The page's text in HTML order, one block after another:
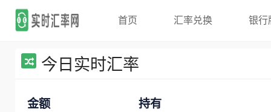
首页 汇率兑换 银行
今日实时汇率
金额 持有